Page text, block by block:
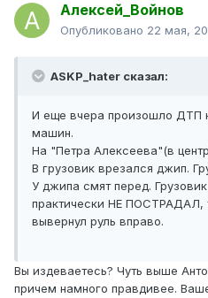
Алексей_Войнов
Опубликовано 22 мая,
ASKP_hater сказал:
И еще вчера произошло ДТП
машин.
На "Петра Алексеева"(в
В грузовик врезался джип.
У джипа смят перед.
практически НЕ ПОСТРАДАЛ,
вывернул руль вправо.
Вы издеваетесь? Чуть выше
причем намного правдивее.